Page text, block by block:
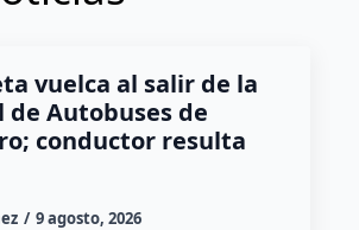
vuelca al salir de la
de Autobuses de
conductor resulta
9 agosto, 2026